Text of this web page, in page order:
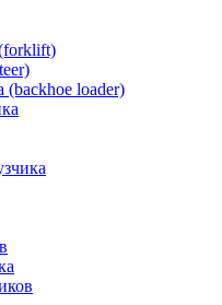
(backhoe loader)